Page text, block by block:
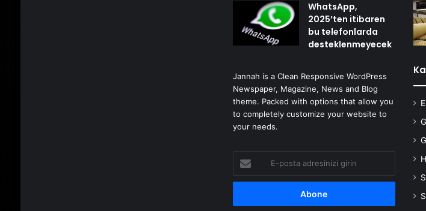
WhatsApp,
2025’ten itibaren
bu telefonlarda
desteklenmeyecek
Jannah is a Clean Responsive WordPress
Newspaper, Magazine, News and Blog
theme. Packed with options that allow you
to completely customize your website to
your needs.
posta
adresinizi